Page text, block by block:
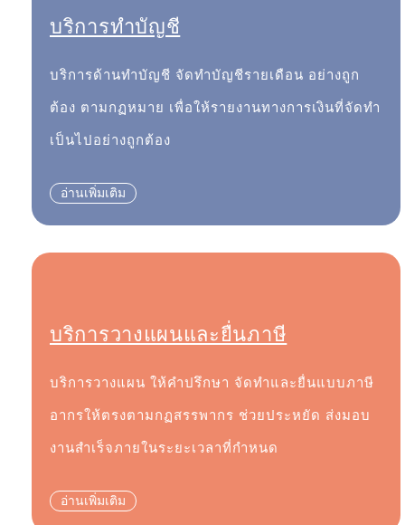
บริการทำบัญชี
บริการด้านทำบัญชี จัดทำบัญชีรายเดือน อย่างถูก
ต้อง ตามกฏหมาย เพื่อให้รายงานทางการเงินที่จัดทำ
เป็นไปอย่างถูกต้อง
อ่านเพิ่มเติม
บริการวางแผนและยื่นภาษี
บริการวางแผน ให้คำปรึกษา จัดทำและยื่นแบบภาษี
อากรให้ตรงตามกฏสรรพากร ช่วยประหยัด ส่งมอบ
งานสำเร็จภายในระยะเวลาที่กำหนด
อ่านเพิ่มเติม